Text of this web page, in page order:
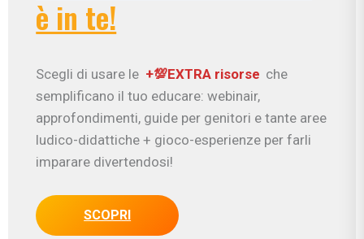
è in te!
Scegli di usare le +💯EXTRA risorse che
semplificano il tuo educare: webinair,
approfondimenti, guide per genitori e tante aree
ludico-didattiche + gioco-esperienze per farli
imparare divertendosi!
SCOPRI